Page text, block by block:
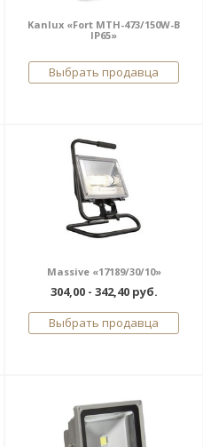
Kanlux «Fort MTH-473/150W-B
IP65»
Выбрать продавца
Massive «17189/30/10»
304,00 - 342,40 руб.
Выбрать продавца